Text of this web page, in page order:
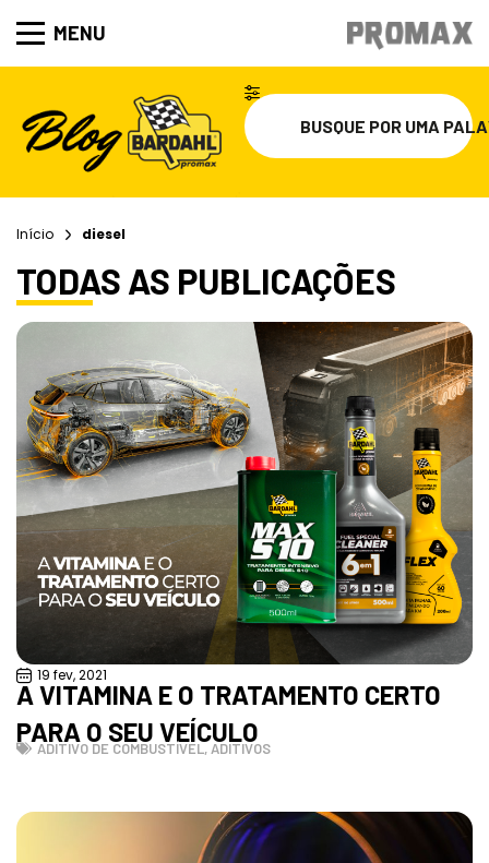
MENU
Início diesel
TODAS AS PUBLICAÇÕES
19 fev, 2021
A VITAMINA E O TRATAMENTO CERTO
PARA O SEU VEÍCULO
ADITIVO DE COMBUSTÍVEL, ADITIVOS